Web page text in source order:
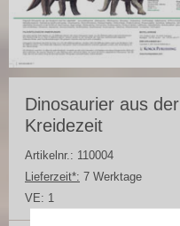
Dinosaurier aus der
Kreidezeit
Artikelnr.: 110004
Lieferzeit*: 7 Werktage
VE: 1